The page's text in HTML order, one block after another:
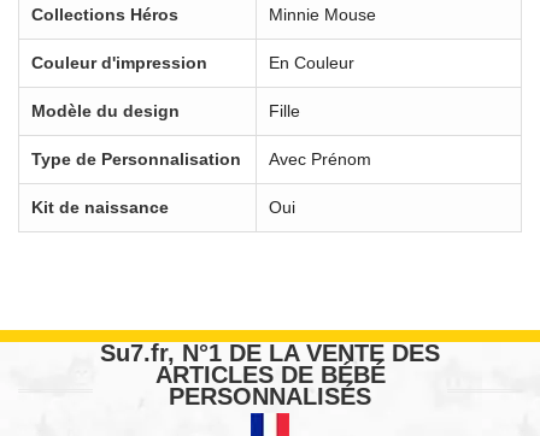
Collections Héros Minnie Mouse
Couleur d'impression En Couleur
Modèle du design Fille
Type de Personnalisation Avec Prénom
Kit de naissance Oui
Su7.fr, N°1 DE LA VENTE DES
ARTICLES DE BÉBÉ
PERSONNALISÉS